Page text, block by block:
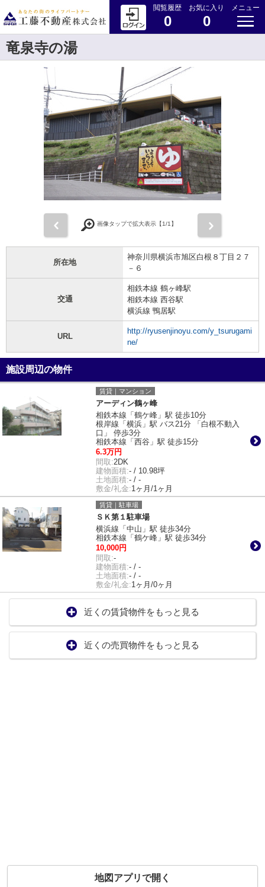
閲覧履歴
0
お気に入り
0
メニュー
竜泉寺の湯
画像タップで拡大表示【1/1】
所在地
神奈川県横浜市旭区白根８丁目２７
－６
交通
相鉄本線 鶴ヶ峰駅
相鉄本線 西谷駅
横浜線 鴨居駅
URL
http://ryusenjinoyu.com/y_tsurugami
ne/
施設周辺の物件
賃貸｜マンション
アーディン鶴ヶ峰
相鉄本線「鶴ケ峰」駅 徒歩10分
根岸線「横浜」駅 バス21分 「白根不動入
口」 停歩3分
相鉄本線「西谷」駅 徒歩15分
6.3万円
間取:2DK
建物面積:- / 10.98坪
土地面積:- / -
敷金/礼金:1ヶ月/1ヶ月
賃貸｜駐車場
ＳＫ第１駐車場
横浜線「中山」駅 徒歩34分
相鉄本線「鶴ケ峰」駅 徒歩34分
10,000円
間取:-
建物面積:- / -
土地面積:- / -
敷金/礼金:1ヶ月/0ヶ月
近くの賃貸物件をもっと見る
近くの売買物件をもっと見る
地図アプリで開く